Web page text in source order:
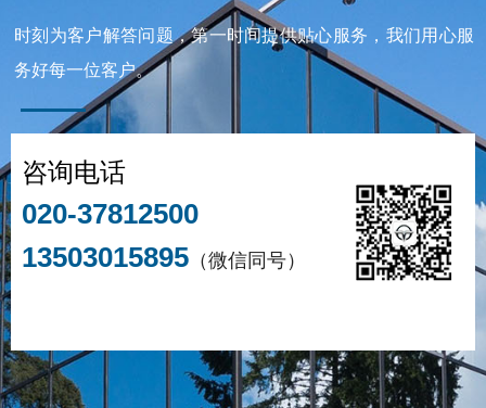
时刻为客户解答问题，第一时间提供贴心服务，我们用心服
务好每一位客户。
咨询电话
020-37812500
13503015895 （微信同号）